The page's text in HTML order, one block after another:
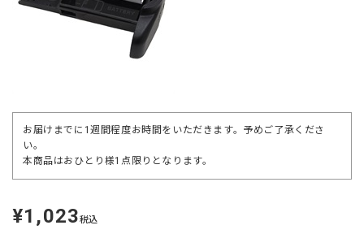
お届けまでに1週間程度お時間をいただきます。予めご了承くださ
い。
本商品はおひとり様1点限りとなります。
定
価
¥1,023税込